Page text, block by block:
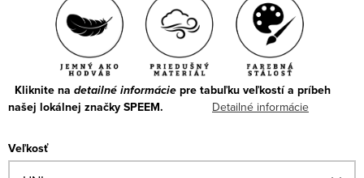
Kliknite na detailné informáciepre tabuľku veľkostí a príbeh
našej lokálnej značky SPEEM.
Detailné informácie
Veľkosť